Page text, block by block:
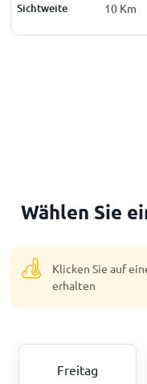
Sichtweite
10Km 10 Km
Wählen Sie
Klicken Sie auf
erhalten
Freitag